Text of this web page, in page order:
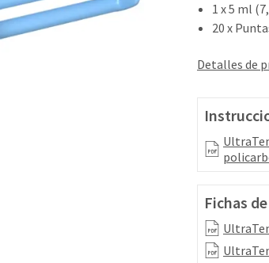
1 x 5 ml
20 x
Detalles de
Fichas